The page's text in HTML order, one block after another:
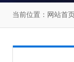
当前位置： 网站首页